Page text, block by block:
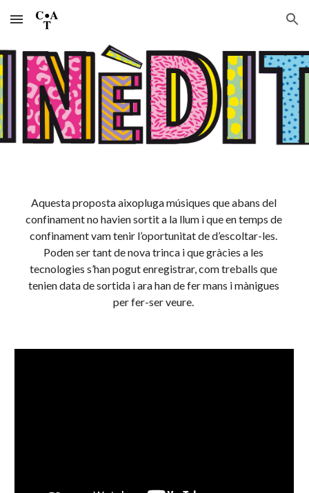
Skip to main content Skip to navigation
Aquesta proposta aixopluga músiques que abans del
confinament no havien sortit a la llum i que en temps de
confinament vam tenir l’oportunitat de d’escoltar-les.
Poden ser tant de nova trinca i que gràcies a les
tecnologies s’han pogut enregistrar, com treballs que
tenien data de sortida i ara han de fer mans i mànigues
per fer-ser veure.